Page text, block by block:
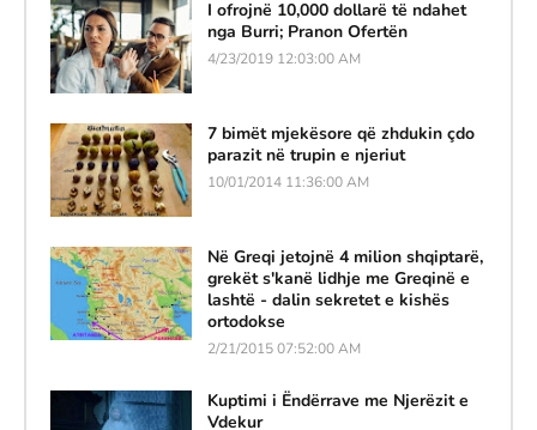
I ofrojnë 10,000 dollarë të ndahet
nga Burri; Pranon Ofertën
4/23/2019 12:03:00 AM
7 bimët mjekësore që zhdukin çdo
parazit në trupin e njeriut
10/01/2014 11:36:00 AM
Në Greqi jetojnë 4 milion shqiptarë,
grekët s'kanë lidhje me Greqinë e
lashtë - dalin sekretet e kishës
ortodokse
2/21/2015 07:52:00 AM
Kuptimi i Ëndërrave me Njerëzit e
Vdekur